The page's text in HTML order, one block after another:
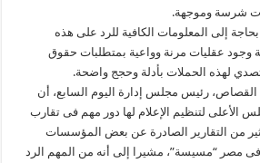
شرسة وموجهة.
إلى المعلومات الكافية للرد على هذه
وجود عقليات مرنة وواعية بمتطلبات حقوق
لهذه الحملات بأدلة وحجج واضحة.
رئيس مجلس إدارة اليوم السابع، أن
الأعلى لتنظيم الإعلام لها دور مهم فى تقارب
من التقارير الصادرة عن بعض المؤسسات
مصر “مسيسة”، مشيرا إلى أنه من المهم الرد